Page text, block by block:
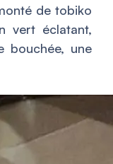
de tobiko
vert éclatant,
bouchée, une